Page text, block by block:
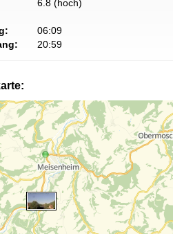
6.8 (hoch)
06:09
20:59